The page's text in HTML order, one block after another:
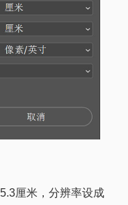
厘米，分辨率设成